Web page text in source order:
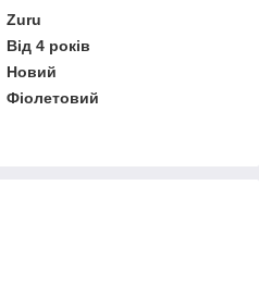
Zuru
Від 4 років
Новий
Фіолетовий